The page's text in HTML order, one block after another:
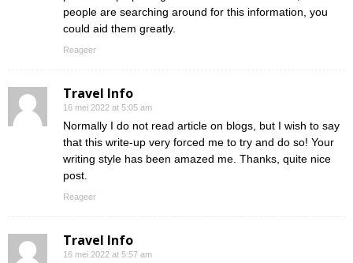
people are searching around for this information, you
could aid them greatly.
Reageer
Travel Info
16 mei 2022 at 5:05 am
Normally I do not read article on blogs, but I wish to say
that this write-up very forced me to try and do so! Your
writing style has been amazed me. Thanks, quite nice
post.
Reageer
Travel Info
16 mei 2022 at 5:57 am